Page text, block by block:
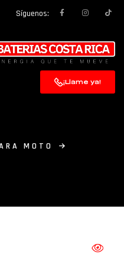
Síguenos:
¡Llame ya!
MOTO